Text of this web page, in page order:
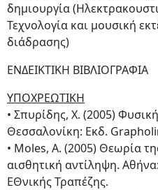
δημιουργία
Τεχνολογία και μουσική
διάδρασης)
ΕΝΔΕΙΚΤΙΚΗ ΒΙΒΛΙΟΓΡΑΦΙΑ
ΥΠΟΧΡΕΩΤΙΚΗ
• Σπυρίδης, Χ. (2005)
Θεσσαλονίκη: Εκδ.
• Μoles, Α. (2005) Θεωρία
αισθητική αντίληψη.
ΕΘνικής Τραπέζης.